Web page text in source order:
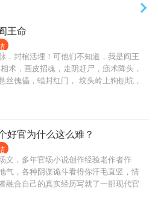
王命
，封棺活埋！可他们不知道，我是阎王
，画皮招魂，走阴赶尸，痋术降头，
丝傀儡，蜡封红门， 坟头岭上狗刨坑，
点活人，二皮匠炼缝皮针，苗疆养蛊，
好官为什么这么难？
文，多年官场小说创作经验老作者作
气，各种阴谋诡斗看得你汗毛直竖，情
融合自己的真实经历写就了一部现代官